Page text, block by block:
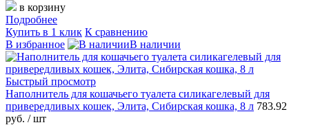
в корзину
Подробнее
Купить в 1 клик К сравнению
В избранное
В наличии
Быстрый просмотр
Наполнитель для кошачьего туалета силикагелевый для
привередливых кошек, Элита, Сибирская кошка, 8 л 783.92
руб. / шт